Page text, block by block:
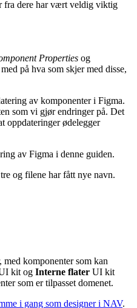
fra dere har vært veldig viktig
Properties og
på hva som skjer med disse,
av komponenter i Figma.
som vi gjør endringer på. Det
oppdateringer ødelegger
av Figma i denne guiden.
og filene har fått nye navn.
komponenter som kan
kit og Interne flater UI kit
som er tilpasset domenet.
i gang som designer i NAV.